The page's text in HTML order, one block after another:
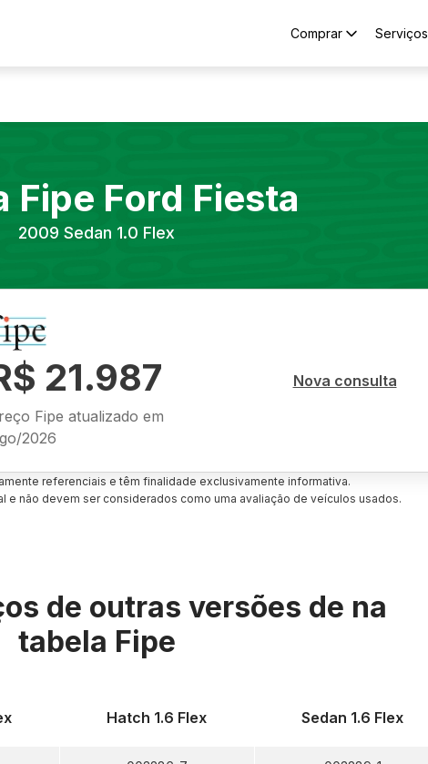
Comprar Serviços
Fipe Ford Fiesta
2009 Sedan 1.0 Flex
21.987
Fipe atualizado em
2026
Nova consulta
referenciais e têm finalidade exclusivamente informativa.
e não devem ser considerados como uma avaliação de veículos usados.
de outras versões de na
tabela Fipe
Hatch 1.6 Flex Sedan 1.6 Flex